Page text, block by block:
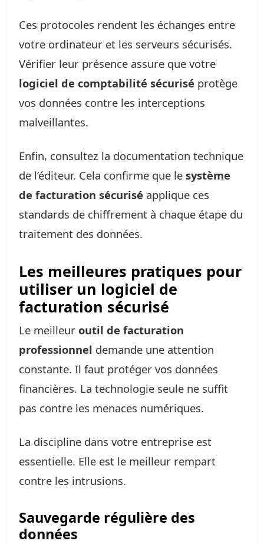
Ces protocoles rendent les échanges entre
votre ordinateur et les serveurs sécurisés.
Vérifier leur présence assure que votre
logiciel de comptabilité sécurisé protège
vos données contre les interceptions
malveillantes.
Enfin, consultez la documentation technique
de l’éditeur. Cela confirme que le système
de facturation sécurisé applique ces
standards de chiffrement à chaque étape du
traitement des données.
Les meilleures pratiques pour
utiliser un logiciel de
facturation sécurisé
Le meilleur outil de facturation
professionnel demande une attention
constante. Il faut protéger vos données
financières. La technologie seule ne suffit
pas contre les menaces numériques.
La discipline dans votre entreprise est
essentielle. Elle est le meilleur rempart
contre les intrusions.
Sauvegarde régulière des
données